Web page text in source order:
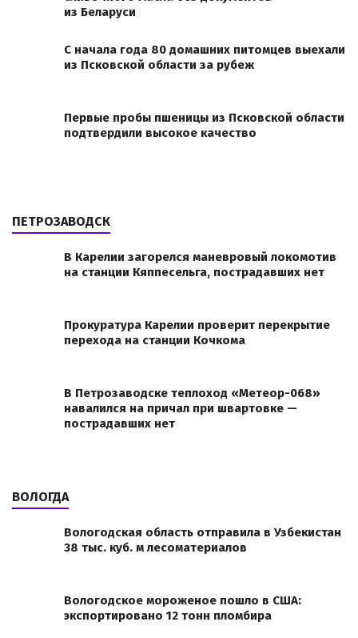
из Беларуси
С начала года 80 домашних питомцев выехали
из Псковской области за рубеж
Первые пробы пшеницы из Псковской области
подтвердили высокое качество
ПЕТРОЗАВОДСК
В Карелии загорелся маневровый локомотив
на станции Кяппесельга, пострадавших нет
Прокуратура Карелии проверит перекрытие
перехода на станции Кочкома
В Петрозаводске теплоход «Метеор-068»
навалился на причал при швартовке —
пострадавших нет
ВОЛОГДА
Вологодская область отправила в Узбекистан
38 тыс. куб. м лесоматериалов
Вологодское мороженое пошло в США:
экспортировано 12 тонн пломбира